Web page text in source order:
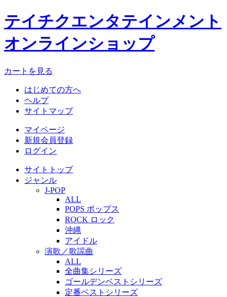
テイチクエンタテインメント
オンラインショップ
カートを見る
はじめての方へ
ヘルプ
サイトマップ
マイページ
新規会員登録
ログイン
サイトトップ
ジャンル
J-POP
ALL
POPS ポップス
ROCK ロック
沖縄
アイドル
演歌／歌謡曲
ALL
全曲集シリーズ
ゴールデンベストシリーズ
定番ベストシリーズ